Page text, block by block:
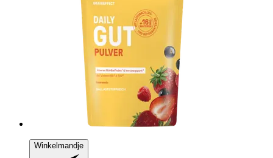
Winkelmandje